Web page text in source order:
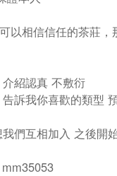
以相信信任的茶莊，
紹認真 不敷衍
訴我你喜歡的類型
們互相加入 之後開